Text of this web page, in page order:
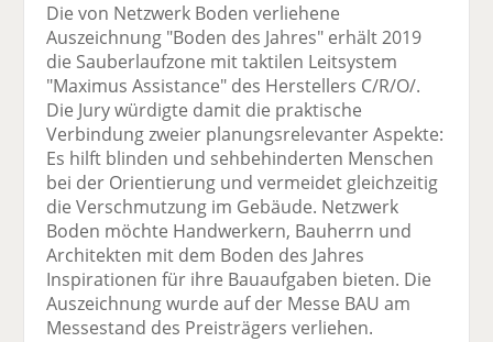
Die von Netzwerk Boden verliehene
Auszeichnung "Boden des Jahres" erhält 2019
die Sauberlaufzone mit taktilen Leitsystem
"Maximus Assistance" des Herstellers C/R/O/.
Die Jury würdigte damit die praktische
Verbindung zweier planungsrelevanter Aspekte:
Es hilft blinden und sehbehinderten Menschen
bei der Orientierung und vermeidet gleichzeitig
die Verschmutzung im Gebäude. Netzwerk
Boden möchte Handwerkern, Bauherrn und
Architekten mit dem Boden des Jahres
Inspirationen für ihre Bauaufgaben bieten. Die
Auszeichnung wurde auf der Messe BAU am
Messestand des Preisträgers verliehen.